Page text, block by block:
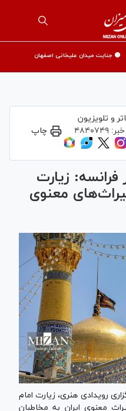
🟡 جنایت میدان علیخانی اصفهان
و تلویزیون
۴۸۴۰۷۴۹ چاپ
فرانسه: زیارت
معنوی
رویدادی هنری، زیارت امام
معنوی ایران به مخاطبان